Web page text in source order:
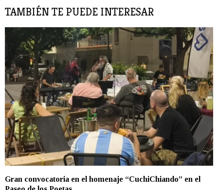
TAMBIÉN TE PUEDE INTERESAR
Gran convocatoria en el homenaje “CuchiChiando” en el